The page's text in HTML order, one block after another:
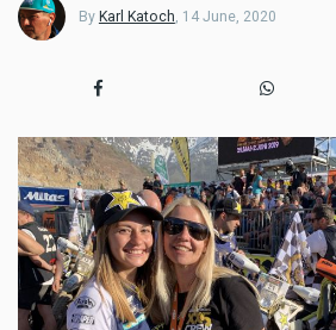
By Karl Katoch 14 June, 2020